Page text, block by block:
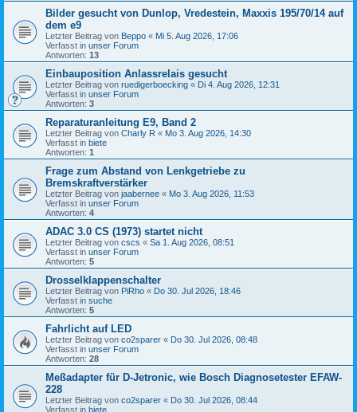
Bilder gesucht von Dunlop, Vredestein, Maxxis 195/70/14 auf
dem e9
Letzter Beitrag von Beppo « Mi 5. Aug 2026, 17:06
Verfasst in unser Forum
Antworten: 13
Einbauposition Anlassrelais gesucht
Letzter Beitrag von ruedigerboecking « Di 4. Aug 2026, 12:31
Verfasst in unser Forum
Antworten: 3
Reparaturanleitung E9, Band 2
Letzter Beitrag von Charly R « Mo 3. Aug 2026, 14:30
Verfasst in biete
Antworten: 1
Frage zum Abstand von Lenkgetriebe zu
Bremskraftverstärker
Letzter Beitrag von jaabernee « Mo 3. Aug 2026, 11:53
Verfasst in unser Forum
Antworten: 4
ADAC 3.0 CS (1973) startet nicht
Letzter Beitrag von cscs « Sa 1. Aug 2026, 08:51
Verfasst in unser Forum
Antworten: 5
Drosselklappenschalter
Letzter Beitrag von PiRho « Do 30. Jul 2026, 18:46
Verfasst in suche
Antworten: 5
Fahrlicht auf LED
Letzter Beitrag von co2sparer « Do 30. Jul 2026, 08:48
Verfasst in unser Forum
Antworten: 28
Meßadapter für D-Jetronic, wie Bosch Diagnosetester EFAW-
228
Letzter Beitrag von co2sparer « Do 30. Jul 2026, 08:44
Verfasst in biete